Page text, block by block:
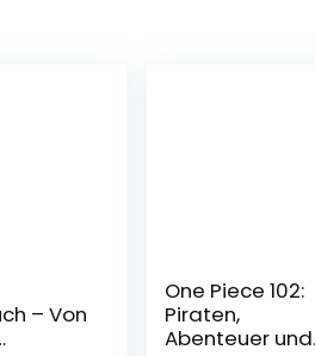
– Von
One Piece 102:
Piraten,
Abenteuer und